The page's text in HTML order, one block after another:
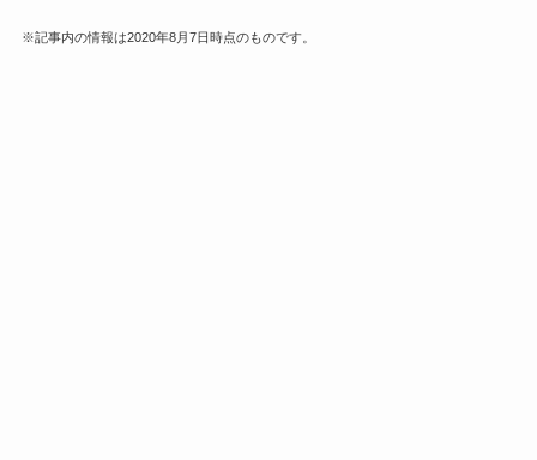
※記事内の情報は2020年8月7日時点のものです。